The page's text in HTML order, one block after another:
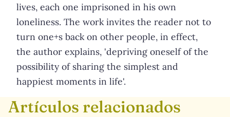
lives, each one imprisoned in his own
loneliness. The work invites the reader not to
turn one+s back on other people, in effect,
the author explains, 'depriving oneself of the
possibility of sharing the simplest and
happiest moments in life'.
Artículos relacionados